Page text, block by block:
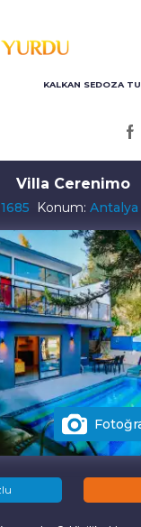
KALKAN SEDOZA
Villa Cerenimo
Konum: Antalya